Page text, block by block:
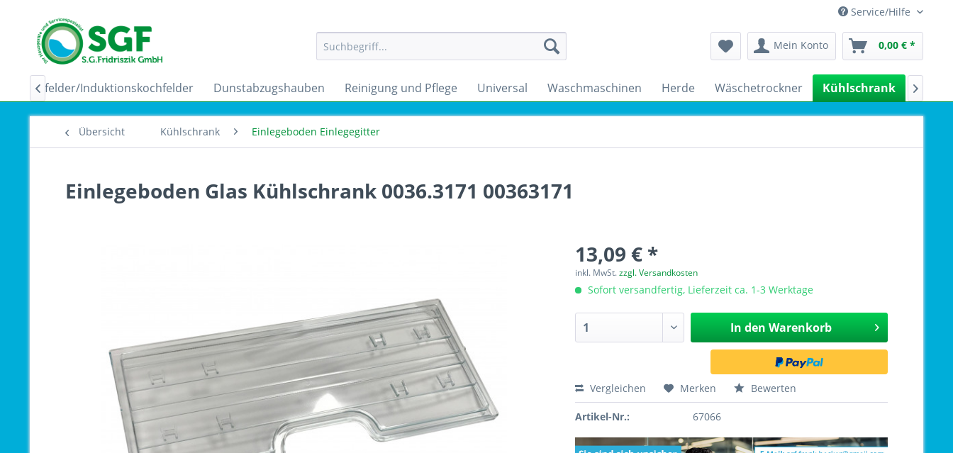
Service/Hilfe
Mein Konto 0,00 € *
Ceranfelder/Induktionskochfelder Dunstabzugshauben Reinigung und Pflege Universal Waschmaschinen Herde Wäschetrockner Kühlschrank
 
Übersicht Kühlschrank Einlegeboden Einlegegitter
Einlegeboden Glas Kühlschrank 0036.3171 00363171
13,09 € *
inkl. MwSt.zzgl. Versandkosten
Sofort versandfertig, Lieferzeit ca. 1-3 Werktage
In den Warenkorb
Vergleichen Merken Bewerten
Artikel-Nr.: 67066